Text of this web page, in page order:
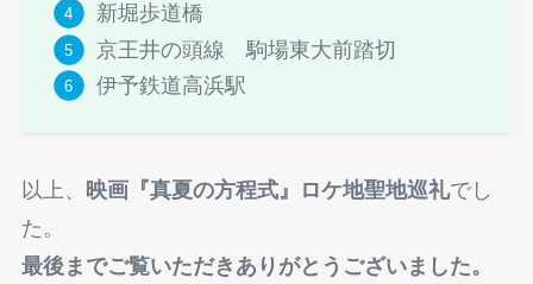
新堀歩道橋
京王井の頭線 駒場東大前踏切
伊予鉄道高浜駅
以上、 映画『真夏の方程式』ロケ地聖地巡礼でし
た。
最後までご覧いただきありがとうございました。